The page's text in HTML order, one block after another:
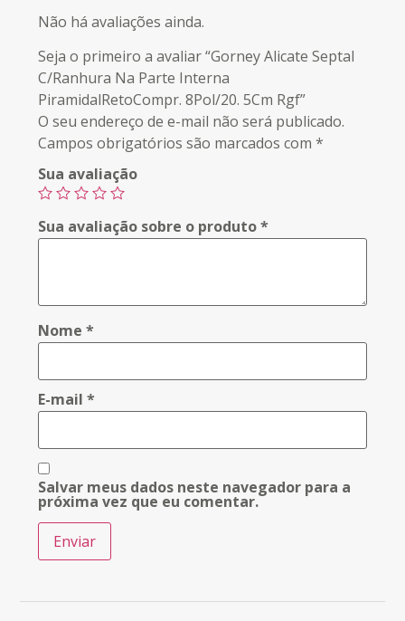
Não há avaliações ainda.
Seja o primeiro a avaliar “Gorney Alicate Septal
C/Ranhura Na Parte Interna
PiramidalRetoCompr. 8Pol/20. 5Cm Rgf”
O seu endereço de e-mail não será publicado.
Campos obrigatórios são marcados com*
Sua avaliação
Sua avaliação sobre o produto*
Nome*
E-mail*
Salvar meus dados neste navegador para a
próxima vez que eu comentar.